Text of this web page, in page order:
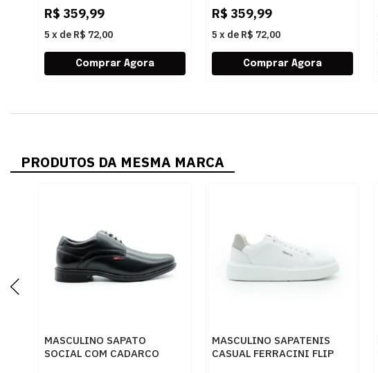
R$ 359,99
5 x de R$ 72,00
R$ 359,99
5 x de R$ 72,00
PRODUTOS DA MESMA MARCA
MASCULINO SAPATO
SOCIAL COM CADARCO
MASCULINO SAPATENIS
CASUAL FERRACINI FLIP